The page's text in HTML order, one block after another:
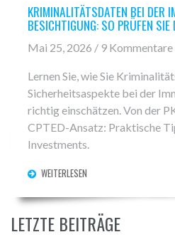
KRIMINALITÄTSDATEN BEI DER
BESICHTIGUNG: SO PRÜFEN SIE
Mai 25, 2026 / 9 Kommentare
Lernen Sie, wie Sie
Sicherheitsaspekte bei der
richtig einschätzen. Von der
CPTED-Ansatz: Praktische
Investments.
WEITERLESEN
LETZTE BEITRÄGE